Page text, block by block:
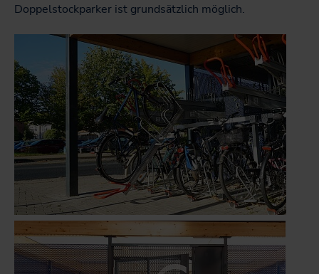
Doppelstockparker ist grundsätzlich möglich.